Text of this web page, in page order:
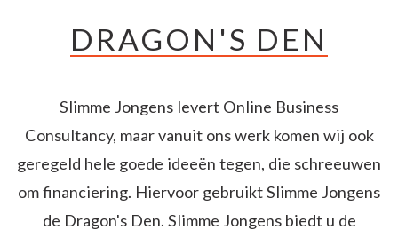
DRAGON'S DEN
Slimme Jongens levert Online Business
Consultancy, maar vanuit ons werk komen wij ook
geregeld hele goede ideeën tegen, die schreeuwen
om financiering. Hiervoor gebruikt Slimme Jongens
de Dragon's Den. Slimme Jongens biedt u de